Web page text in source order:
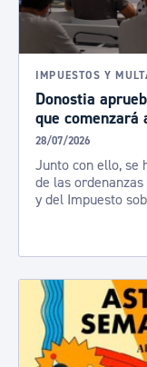
IMPUESTOS Y
Donostia
que comenzará
28/07/2026
Junto con ello, se
de las
y del Impuesto